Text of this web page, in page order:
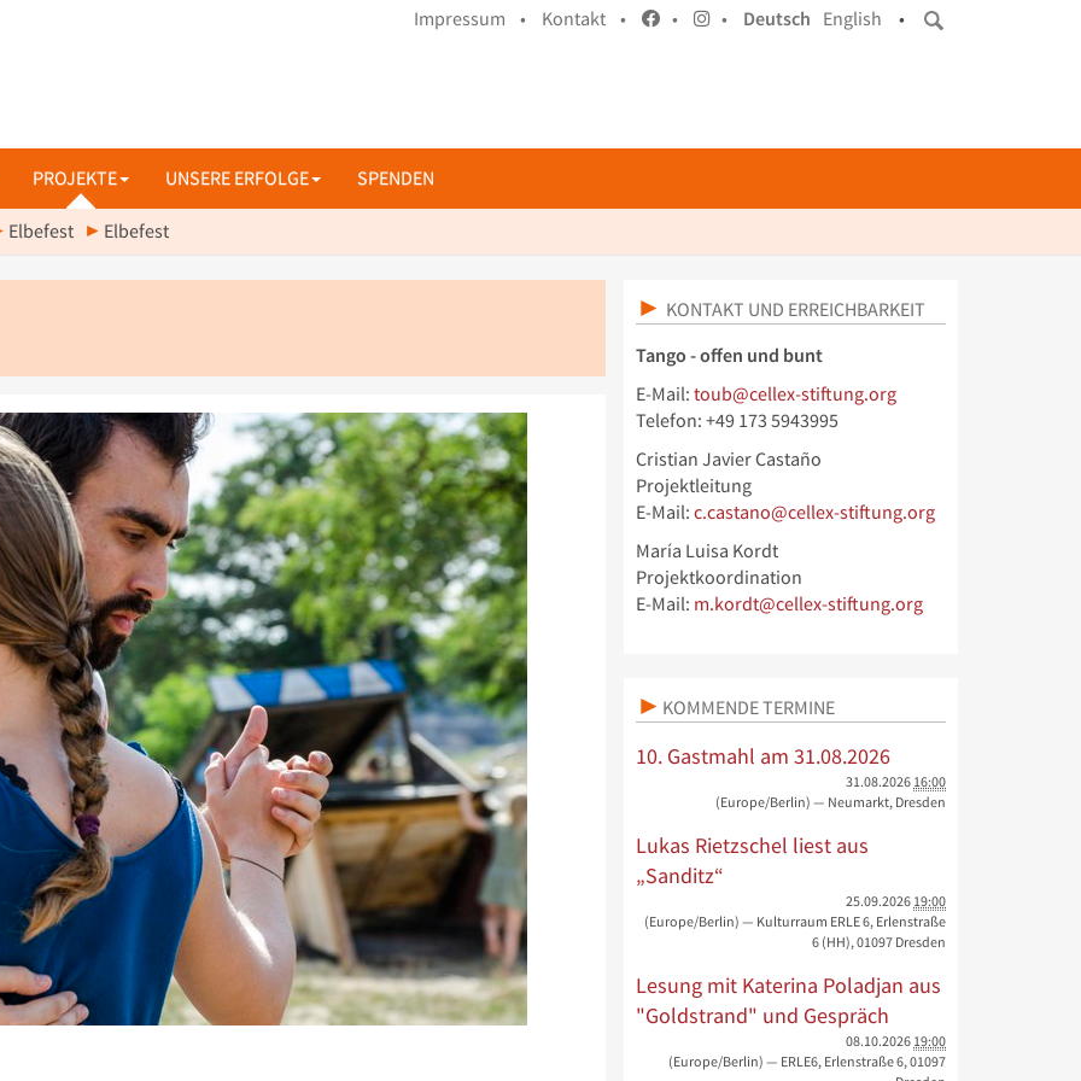
Impressum • Kontakt • • • Deutsch English •
PROJEKTE UNSERE ERFOLGE SPENDEN
Elbefest Elbefest
KONTAKT UND ERREICHBARKEIT
Tango - offen und bunt
E-Mail: toub@cellex-stiftung.org
Telefon: +49 173 5943995
Cristian Javier Castaño
Projektleitung
E-Mail: c.castano@cellex-stiftung.org
María Luisa Kordt
Projektkoordination
E-Mail: m.kordt@cellex-stiftung.org
KOMMENDE TERMINE
10. Gastmahl am 31.08.2026
31.08.2026 16:00
(Europe/Berlin) — Neumarkt, Dresden
Lukas Rietzschel liest aus
„Sanditz“
25.09.2026 19:00
(Europe/Berlin) — Kulturraum ERLE 6, Erlenstraße
6 (HH), 01097 Dresden
Lesung mit Katerina Poladjan aus
"Goldstrand" und Gespräch
08.10.2026 19:00
(Europe/Berlin) — ERLE6, Erlenstraße 6, 01097